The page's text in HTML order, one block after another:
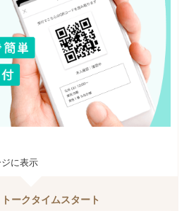
に表示
トークタイムスタート